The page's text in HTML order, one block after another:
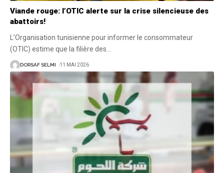
Viande rouge: l’OTIC alerte sur la crise silencieuse des
abattoirs!
L’Organisation tunisienne pour informer le consommateur
(OTIC) estime que la filière des
DORSAF SELMI 11 MAI 2026